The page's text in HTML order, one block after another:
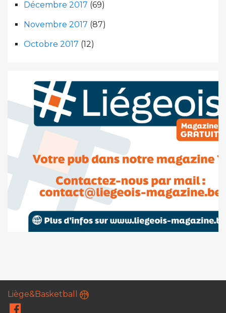
Décembre 2017 (69)
Novembre 2017 (87)
Octobre 2017 (12)
Liège&Basketball